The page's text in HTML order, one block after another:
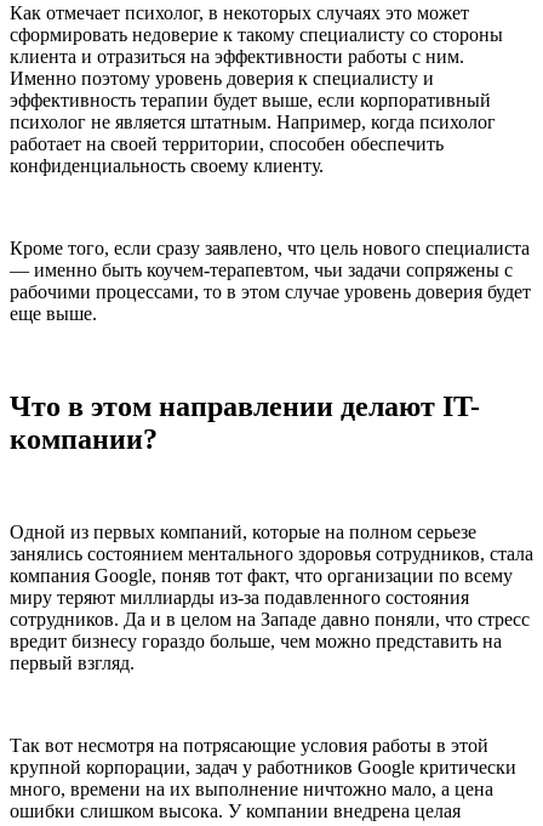
Как отмечает психолог, в некоторых случаях это может
сформировать недоверие к такому специалисту со стороны
клиента и отразиться на эффективности работы с ним.
Именно поэтому уровень доверия к специалисту и
эффективность терапии будет выше, если корпоративный
психолог не является штатным. Например, когда психолог
работает на своей территории, способен обеспечить
конфиденциальность своему клиенту.
Кроме того, если сразу заявлено, что цель нового специалиста
— именно быть коучем-терапевтом, чьи задачи сопряжены с
рабочими процессами, то в этом случае уровень доверия будет
еще выше.
Что в этом направлении делают IT-
компании?
Одной из первых компаний, которые на полном серьезе
занялись состоянием ментального здоровья сотрудников, стала
компания Google, поняв тот факт, что организации по всему
миру теряют миллиарды из-за подавленного состояния
сотрудников. Да и в целом на Западе давно поняли, что стресс
вредит бизнесу гораздо больше, чем можно представить на
первый взгляд.
Так вот несмотря на потрясающие условия работы в этой
крупной корпорации, задач у работников Google критически
много, времени на их выполнение ничтожно мало, а цена
ошибки слишком высока. У компании внедрена целая